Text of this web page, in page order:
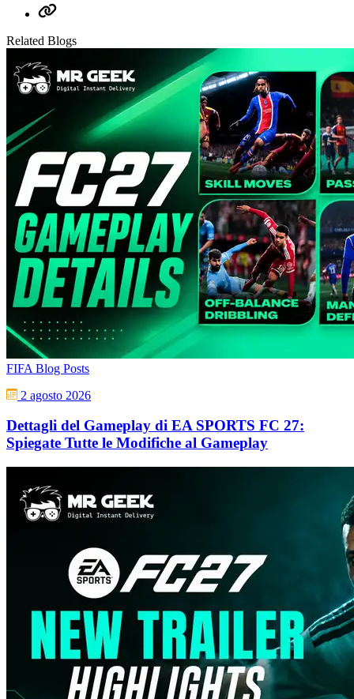
Related Blogs
FIFA Blog Posts
2 agosto 2026
Dettagli del Gameplay di EA SPORTS FC 27:
Spiegate Tutte le Modifiche al Gameplay